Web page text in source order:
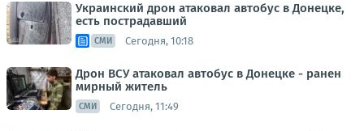
Украинский дрон атаковал автобус в Донецке,
есть пострадавший
СМИ Сегодня, 10:18
Дрон ВСУ атаковал автобус в Донецке - ранен
мирный житель
СМИ Сегодня, 11:49